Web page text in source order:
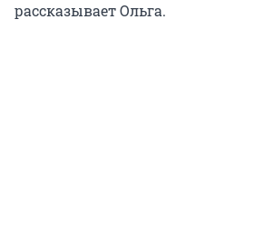
рассказывает Ольга.